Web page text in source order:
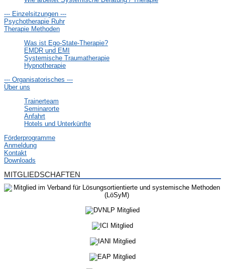
--- Einzelsitzungen ---
Psychotherapie Ruhr
Therapie Methoden
Was ist Ego-State-Therapie?
EMDR und EMI
Systemische Traumatherapie
Hypnotherapie
--- Organisatorisches ---
Über uns
Trainerteam
Seminarorte
Anfahrt
Hotels und Unterkünfte
Förderprogramme
Anmeldung
Kontakt
Downloads
MITGLIEDSCHAFTEN